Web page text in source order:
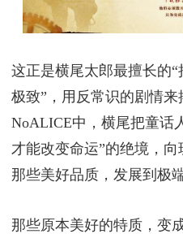
这正是横尾太郎最擅长的
极致”，用反常识的剧情
NoALICE中，横尾把童话
才能改变命运”的绝境，
那些美好品质，发展到极
那些原本美好的特质，变